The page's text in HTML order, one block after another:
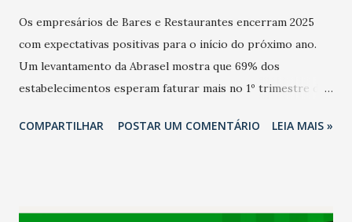
Os empresários de Bares e Restaurantes encerram 2025
com expectativas positivas para o início do próximo ano.
Um levantamento da Abrasel mostra que 69% dos
estabelecimentos esperam faturar mais no 1º trimestre de
relação ao último trimestre deste ano, 56% também
COMPARTILHAR POSTAR UM COMENTÁRIO LEIA MAIS »